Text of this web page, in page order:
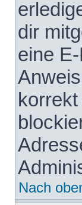
dir
eine
Nach